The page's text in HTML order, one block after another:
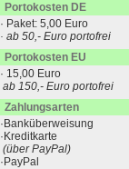
Portokosten DE
· Paket: 5,00 Euro
· ab 50,- Euro portofrei
Portokosten EU
· 15,00 Euro
ab 150,- Euro portofrei
Zahlungsarten
·Banküberweisung
·Kreditkarte
(über PayPal)
·PayPal